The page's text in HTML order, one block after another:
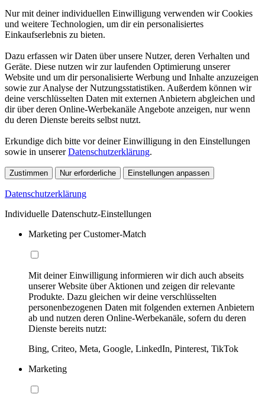
Nur mit deiner individuellen Einwilligung verwenden wir Cookies
und weitere Technologien, um dir ein personalisiertes
Einkaufserlebnis zu bieten.
Dazu erfassen wir Daten über unsere Nutzer, deren Verhalten und
Geräte. Diese nutzen wir zur laufenden Optimierung unserer
Website und um dir personalisierte Werbung und Inhalte anzuzeigen
sowie zur Analyse der Nutzungsstatistiken. Außerdem können wir
deine verschlüsselten Daten mit externen Anbietern abgleichen und
dir über deren Online-Werbekanäle Angebote anzeigen, nur wenn
du deren Dienste bereits selbst nutzt.
Erkundige dich bitte vor deiner Einwilligung in den Einstellungen
sowie in unsererDatenschutzerklärung.
Zustimmen Nur erforderliche Einstellungen anpassen
Datenschutzerklärung
Individuelle Datenschutz-Einstellungen
Marketing per Customer-Match
Mit deiner Einwilligung informieren wir dich auch abseits
unserer Website über Aktionen und zeigen dir relevante
Produkte. Dazu gleichen wir deine verschlüsselten
personenbezogenen Daten mit folgenden externen Anbietern
ab und nutzen deren Online-Werbekanäle, sofern du deren
Dienste bereits nutzt:
Bing, Criteo, Meta, Google, LinkedIn, Pinterest, TikTok
Marketing